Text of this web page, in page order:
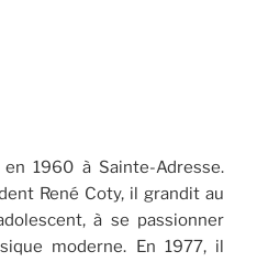
1960 à Sainte-Adresse.
René Coty, il grandit au
à se passionner
moderne. En 1977, il